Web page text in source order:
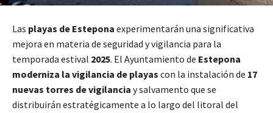
Las playas de Estepona experimentarán una significativa
mejora en materia de seguridad y vigilancia para la
temporada estival 2025. El Ayuntamiento de Estepona
moderniza la vigilancia de playas con la instalación de 17
nuevas torres de vigilancia y salvamento que se
distribuirán estratégicamente a lo largo del litoral del